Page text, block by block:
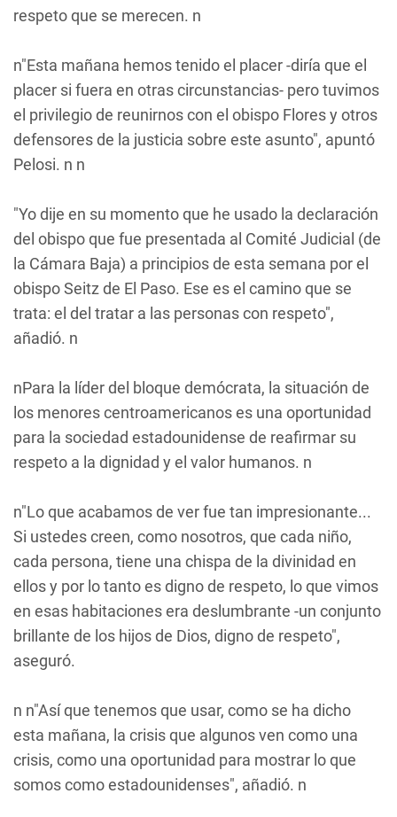
respeto que se merecen. n
n"Esta mañana hemos tenido el placer -diría que el
placer si fuera en otras circunstancias- pero tuvimos
el privilegio de reunirnos con el obispo Flores y otros
defensores de la justicia sobre este asunto", apuntó
Pelosi. n n
"Yo dije en su momento que he usado la declaración
del obispo que fue presentada al Comité Judicial (de
la Cámara Baja) a principios de esta semana por el
obispo Seitz de El Paso. Ese es el camino que se
trata: el del tratar a las personas con respeto",
añadió. n
nPara la líder del bloque demócrata, la situación de
los menores centroamericanos es una oportunidad
para la sociedad estadounidense de reafirmar su
respeto a la dignidad y el valor humanos. n
n"Lo que acabamos de ver fue tan impresionante...
Si ustedes creen, como nosotros, que cada niño,
cada persona, tiene una chispa de la divinidad en
ellos y por lo tanto es digno de respeto, lo que vimos
en esas habitaciones era deslumbrante -un conjunto
brillante de los hijos de Dios, digno de respeto",
aseguró.
n n"Así que tenemos que usar, como se ha dicho
esta mañana, la crisis que algunos ven como una
crisis, como una oportunidad para mostrar lo que
somos como estadounidenses", añadió. n